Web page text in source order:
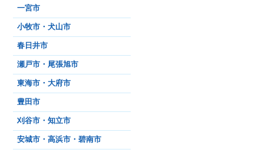
一宮市
小牧市・犬山市
春日井市
瀬戸市・尾張旭市
東海市・大府市
豊田市
刈谷市・知立市
安城市・高浜市・碧南市